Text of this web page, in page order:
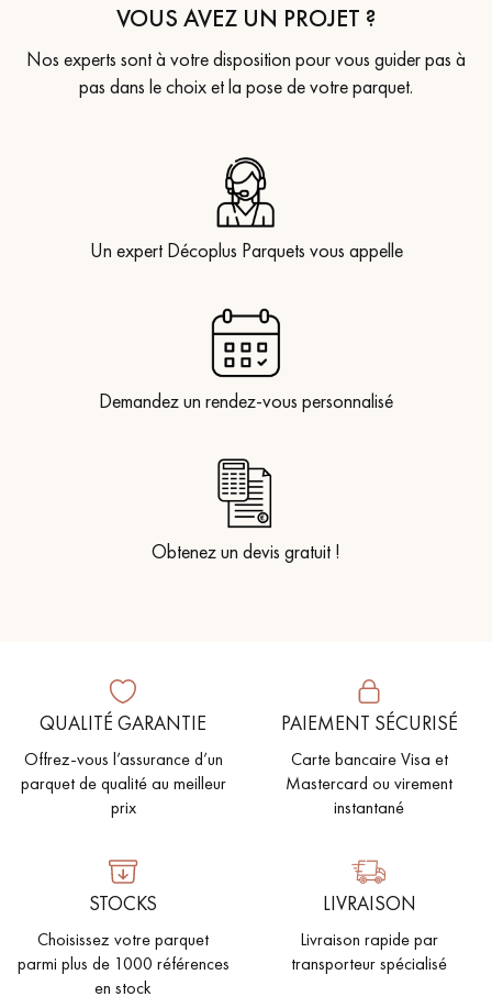
VOUS AVEZ UN PROJET ?
Nos experts sont à votre disposition pour vous guider pas à
pas dans le choix et la pose de votre parquet.
Un expert Décoplus Parquets vous appelle
Demandez un rendez-vous personnalisé
Obtenez un devis gratuit !
QUALITÉ GARANTIE
Offrez-vous l’assurance d’un
parquet de qualité au meilleur
prix
PAIEMENT SÉCURISÉ
Carte bancaire Visa et
Mastercard ou virement
instantané
STOCKS
Choisissez votre parquet
parmi plus de 1000 références
en stock
LIVRAISON
Livraison rapide par
transporteur spécialisé